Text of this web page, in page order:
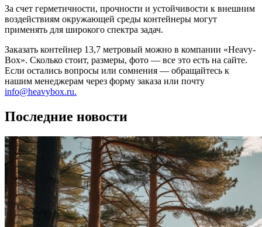
За счет герметичности, прочности и устойчивости к внешним
воздействиям окружающей среды контейнеры могут
применять для широкого спектра задач.
Заказать контейнер 13,7 метровый можно в компании «Heavy-
Box». Сколько стоит, размеры, фото — все это есть на сайте.
Если остались вопросы или сомнения — обращайтесь к
нашим менеджерам через форму заказа или почту
info@heavybox.ru.
Последние новости